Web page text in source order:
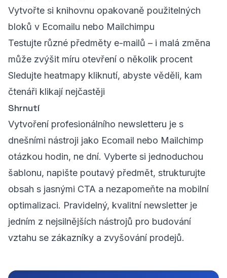
Vytvořte si knihovnu opakovaně použitelných
bloků v Ecomailu nebo Mailchimpu
Testujte různé předměty e-mailů – i malá změna
může zvýšit míru otevření o několik procent
Sledujte heatmapy kliknutí, abyste věděli, kam
čtenáři klikají nejčastěji
Shrnutí
Vytvoření profesionálního newsletteru je s
dnešními nástroji jako Ecomail nebo Mailchimp
otázkou hodin, ne dní. Vyberte si jednoduchou
šablonu, napište poutavý předmět, strukturujte
obsah s jasnými CTA a nezapomeňte na mobilní
optimalizaci. Pravidelný, kvalitní newsletter je
jedním z nejsilnějších nástrojů pro budování
vztahu se zákazníky a zvyšování prodejů.